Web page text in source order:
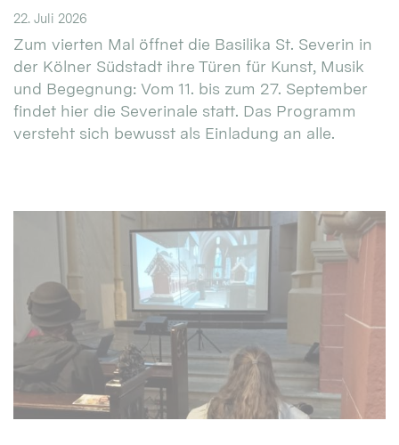
22. Juli 2026
Zum vierten Mal öffnet die Basilika St. Severin in
der Kölner Südstadt ihre Türen für Kunst, Musik
und Begegnung: Vom 11. bis zum 27. September
findet hier die Severinale statt. Das Programm
versteht sich bewusst als Einladung an alle.